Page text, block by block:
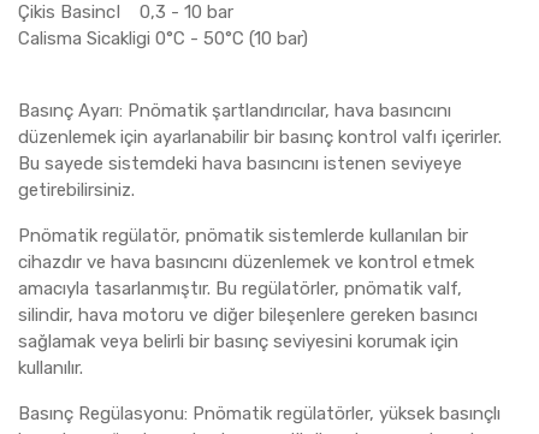
Çikis BasincI 0,3 - 10 bar
Calisma Sicakligi 0°C - 50°C (10 bar)
Basınç Ayarı: Pnömatik şartlandırıcılar, hava basıncını
düzenlemek için ayarlanabilir bir basınç kontrol valfı içerirler.
Bu sayede sistemdeki hava basıncını istenen seviyeye
getirebilirsiniz.
Pnömatik regülatör, pnömatik sistemlerde kullanılan bir
cihazdır ve hava basıncını düzenlemek ve kontrol etmek
amacıyla tasarlanmıştır. Bu regülatörler, pnömatik valf,
silindir, hava motoru ve diğer bileşenlere gereken basıncı
sağlamak veya belirli bir basınç seviyesini korumak için
kullanılır.
Basınç Regülasyonu: Pnömatik regülatörler, yüksek basınçlı